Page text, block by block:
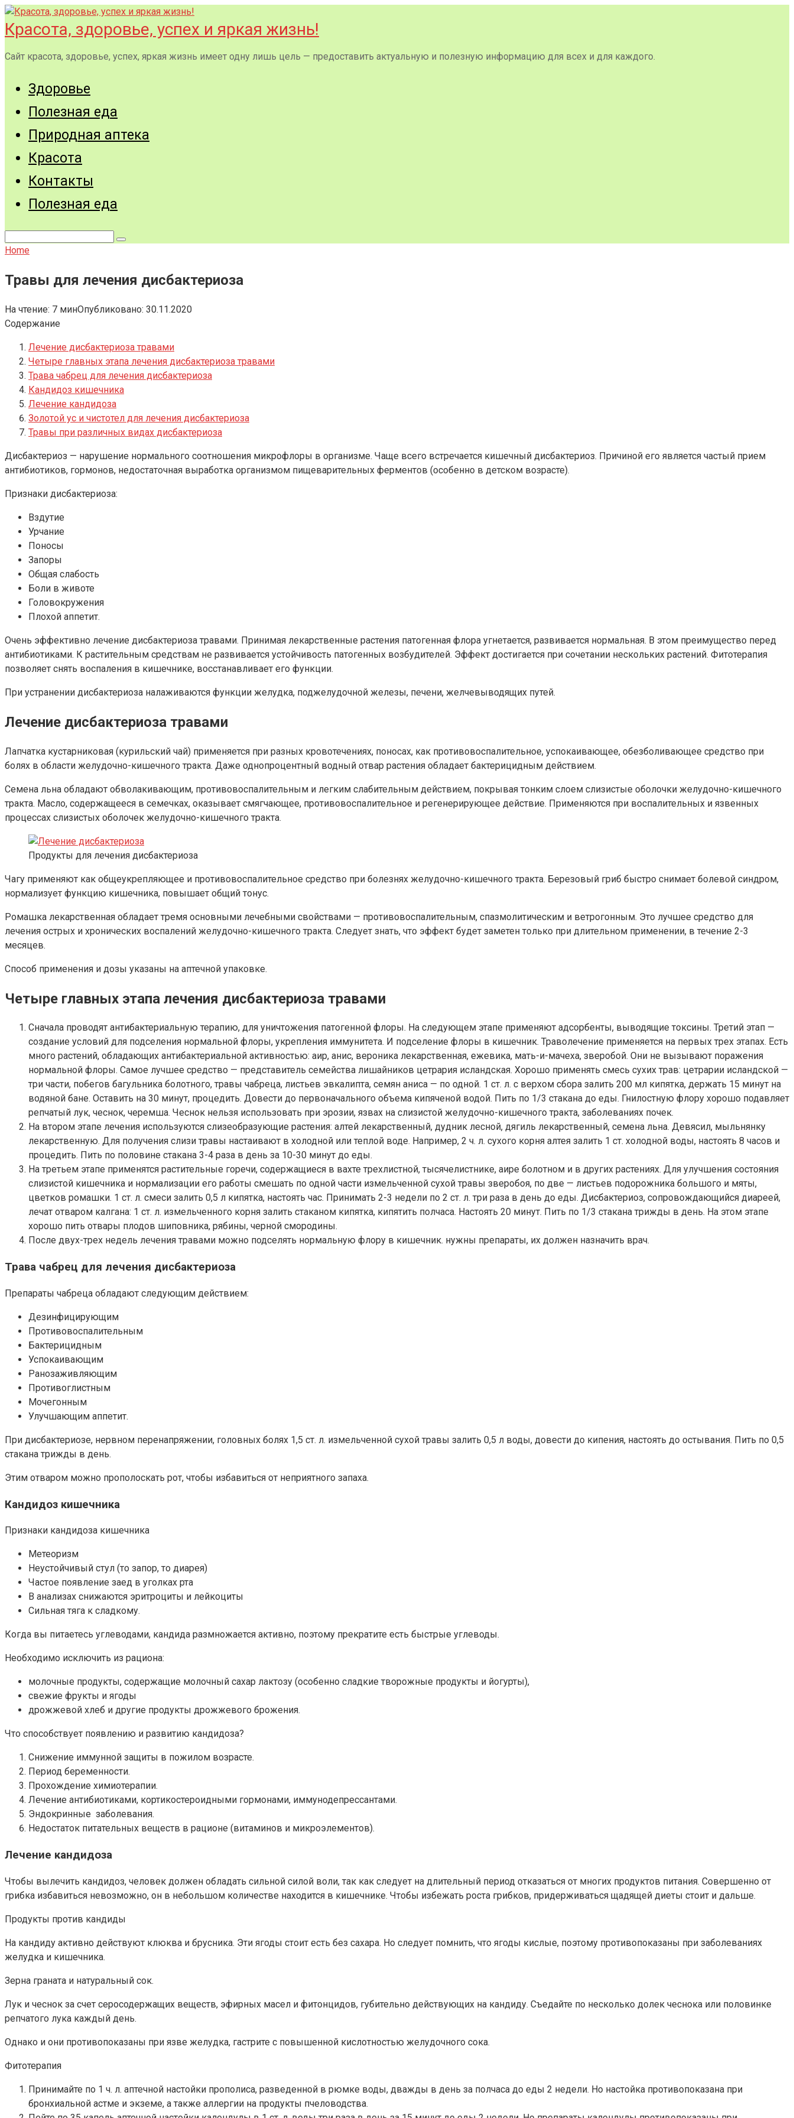
Перейти
к
контенту
Красота, здоровье, успех и яркая жизнь!
Сайт красота, здоровье, успех, яркая жизнь имеет одну лишь цель — предоставить актуальную и полезную информацию для всех и для каждого.
Здоровье
Полезная еда
Природная аптека
Красота
Контакты
Полезная еда
Home
Травы для лечения дисбактериоза
На чтение: 7 минОпубликовано: 30.11.2020
Содержание
Лечение дисбактериоза травами
Четыре главных этапа лечения дисбактериоза травами
Трава чабрец для лечения дисбактериоза
Кандидоз кишечника
Лечение кандидоза
Золотой ус и чистотел для лечения дисбактериоза
Травы при различных видах дисбактериоза
Дисбактериоз — нарушение нормального соотношения микрофлоры в организме. Чаще всего встречается кишечный дисбактериоз. Причиной его является частый прием
антибиотиков, гормонов, недостаточная выработка организмом пищеварительных ферментов (особенно в детском возрасте).
Признаки дисбактериоза:
Вздутие
Урчание
Поносы
Запоры
Общая слабость
Боли в животе
Головокружения
Плохой аппетит.
Очень эффективно лечение дисбактериоза травами. Принимая лекарственные растения патогенная флора угнетается, развивается нормальная. В этом преимущество перед
антибиотиками. К растительным средствам не развивается устойчивость патогенных возбудителей. Эффект достигается при сочетании нескольких растений. Фитотерапия
позволяет снять воспаления в кишечнике, восстанавливает его функции.
При устранении дисбактериоза налаживаются функции желудка, поджелудочной железы, печени, желчевыводящих путей.
Лечение дисбактериоза травами
Лапчатка кустарниковая (курильский чай) применяется при разных кровотечениях, поносах, как противовоспалительное, успокаивающее, обезболивающее средство при
болях в области желудочно-кишечного тракта. Даже однопроцентный водный отвар растения обладает бактерицидным действием.
Семена льна обладают обволакивающим, противовоспалительным и легким слабительным действием, покрывая тонким слоем слизистые оболочки желудочно-кишечного
тракта. Масло, содержащееся в семечках, оказывает смягчающее, противовоспалительное и регенерирующее действие. Применяются при воспалительных и язвенных
процессах слизистых оболочек желудочно-кишечного тракта.
Продукты для лечения дисбактериоза
Чагу применяют как общеукрепляющее и противовоспалительное средство при болезнях желудочно-кишечного тракта. Березовый гриб быстро снимает болевой синдром,
нормализует функцию кишечника, повышает общий тонус.
Ромашка лекарственная обладает тремя основными лечебными свойствами — противовоспалительным, спазмолитическим и ветрогонным. Это лучшее средство для
лечения острых и хронических воспалений желудочно-кишечного тракта. Следует знать, что эффект будет заметен только при длительном применении, в течение 2-3
месяцев.
Способ применения и дозы указаны на аптечной упаковке.
Четыре главных этапа лечения дисбактериоза травами
Сначала проводят антибактериальную терапию, для уничтожения патогенной флоры. На следующем этапе применяют адсорбенты, выводящие токсины. Третий этап —
создание условий для подселения нормальной флоры, укрепления иммунитета. И подселение флоры в кишечник. Траволечение применяется на первых трех этапах. Есть
много растений, обладающих антибактериальной активностью: аир, анис, вероника лекарственная, ежевика, мать-и-мачеха, зверобой. Они не вызывают поражения
нормальной флоры. Самое лучшее средство — представитель семейства лишайников цетрария исландская. Хорошо применять смесь сухих трав: цетрарии исландской —
три части, побегов багульника болотного, травы чабреца, листьев эвкалипта, семян аниса — по одной. 1 ст. л. с верхом сбора залить 200 мл кипятка, держать 15 минут на
водяной бане. Оставить на 30 минут, процедить. Довести до первоначального объема кипяченой водой. Пить по 1/3 стакана до еды. Гнилостную флору хорошо подавляет
репчатый лук, чеснок, черемша. Чеснок нельзя использовать при эрозии, язвах на слизистой желудочно-кишечного тракта, заболеваниях почек.
На втором этапе лечения используются слизеобразующие растения: алтей лекарственный, дудник лесной, дягиль лекарственный, семена льна. Девясил, мыльнянку
лекарственную. Для получения слизи травы настаивают в холодной или теплой воде. Например, 2 ч. л. сухого корня алтея залить 1 ст. холодной воды, настоять 8 часов и
процедить. Пить по половине стакана 3-4 раза в день за 10-30 минут до еды.
На третьем этапе применятся растительные горечи, содержащиеся в вахте трехлистной, тысячелистнике, аире болотном и в других растениях. Для улучшения состояния
слизистой кишечника и нормализации его работы смешать по одной части измельченной сухой травы зверобоя, по две — листьев подорожника большого и мяты,
цветков ромашки. 1 ст. л. смеси залить 0,5 л кипятка, настоять час. Принимать 2-3 недели по 2 ст. л. три раза в день до еды. Дисбактериоз, сопровождающийся диареей,
лечат отваром калгана: 1 ст. л. измельченного корня залить стаканом кипятка, кипятить полчаса. Настоять 20 минут. Пить по 1/3 стакана трижды в день. На этом этапе
хорошо пить отвары плодов шиповника, рябины, черной смородины.
После двух-трех недель лечения травами можно подселять нормальную флору в кишечник. нужны препараты, их должен назначить врач.
Трава чабрец для лечения дисбактериоза
Препараты чабреца обладают следующим действием:
Дезинфицирующим
Противовоспалительным
Бактерицидным
Успокаивающим
Ранозаживляющим
Противоглистным
Мочегонным
Улучшающим аппетит.
При дисбактериозе, нервном перенапряжении, головных болях 1,5 ст. л. измельченной сухой травы залить 0,5 л воды, довести до кипения, настоять до остывания. Пить по 0,5
стакана трижды в день.
Этим отваром можно прополоскать рот, чтобы избавиться от неприятного запаха.
Кандидоз кишечника
Признаки кандидоза кишечника
Метеоризм
Неустойчивый стул (то запор, то диарея)
Частое появление заед в уголках рта
В анализах снижаются эритроциты и лейкоциты
Сильная тяга к сладкому.
Когда вы питаетесь углеводами, кандида размножается активно, поэтому прекратите есть быстрые углеводы.
Необходимо исключить из рациона:
молочные продукты, содержащие молочный сахар лактозу (особенно сладкие творожные продукты и йогурты),
свежие фрукты и ягоды
дрожжевой хлеб и другие продукты дрожжевого брожения.
Что способствует появлению и развитию кандидоза?
Снижение иммунной защиты в пожилом возрасте.
Период беременности.
Прохождение химиотерапии.
Лечение антибиотиками, кортикостероидными гормонами, иммунодепрессантами.
Эндокринные заболевания.
Недостаток питательных веществ в рационе (витаминов и микроэлементов).
Лечение кандидоза
Чтобы вылечить кандидоз, человек должен обладать сильной силой воли, так как следует на длительный период отказаться от многих продуктов питания. Совершенно от
грибка избавиться невозможно, он в небольшом количестве находится в кишечнике. Чтобы избежать роста грибков, придерживаться щадящей диеты стоит и дальше.
Продукты против кандиды
На кандиду активно действуют клюква и брусника. Эти ягоды стоит есть без сахара. Но следует помнить, что ягоды кислые, поэтому противопоказаны при заболеваниях
желудка и кишечника.
Зерна граната и натуральный сок.
Лук и чеснок за счет серосодержащих веществ, эфирных масел и фитонцидов, губительно действующих на кандиду. Съедайте по несколько долек чеснока или половинке
репчатого лука каждый день.
Однако и они противопоказаны при язве желудка, гастрите с повышенной кислотностью желудочного сока.
Фитотерапия
Принимайте по 1 ч. л. аптечной настойки прополиса, разведенной в рюмке воды, дважды в день за полчаса до еды 2 недели. Но настойка противопоказана при
бронхиальной астме и экземе, а также аллергии на продукты пчеловодства.